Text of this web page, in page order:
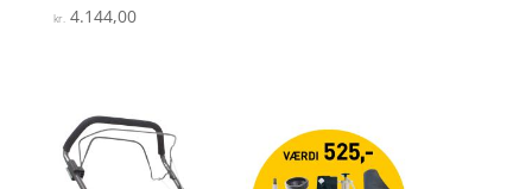
kr.4.144,00